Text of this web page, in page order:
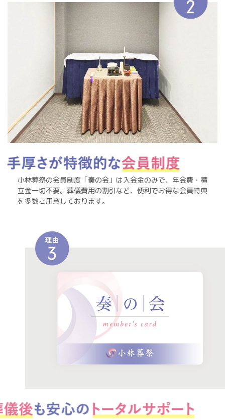
小林葬祭の会員制度「奏の会」は入会金のみで、年会費・積
立金一切不要。葬儀費用の割引など、便利でお得な会員特典
を多数ご用意しております。